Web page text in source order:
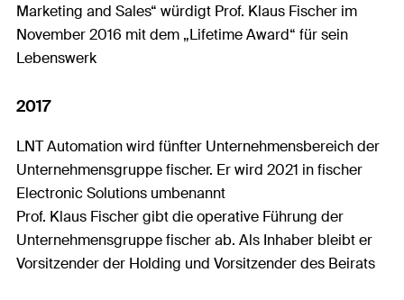
Marketing and Sales“ würdigt Prof. Klaus Fischer im
November 2016 mit dem „Lifetime Award“ für sein
Lebenswerk
2017
LNT Automation wird fünfter Unternehmensbereich der
Unternehmensgruppe fischer. Er wird 2021 in fischer
Electronic Solutions umbenannt
Prof. Klaus Fischer gibt die operative Führung der
Unternehmensgruppe fischer ab. Als Inhaber bleibt er
Vorsitzender der Holding und Vorsitzender des Beirats